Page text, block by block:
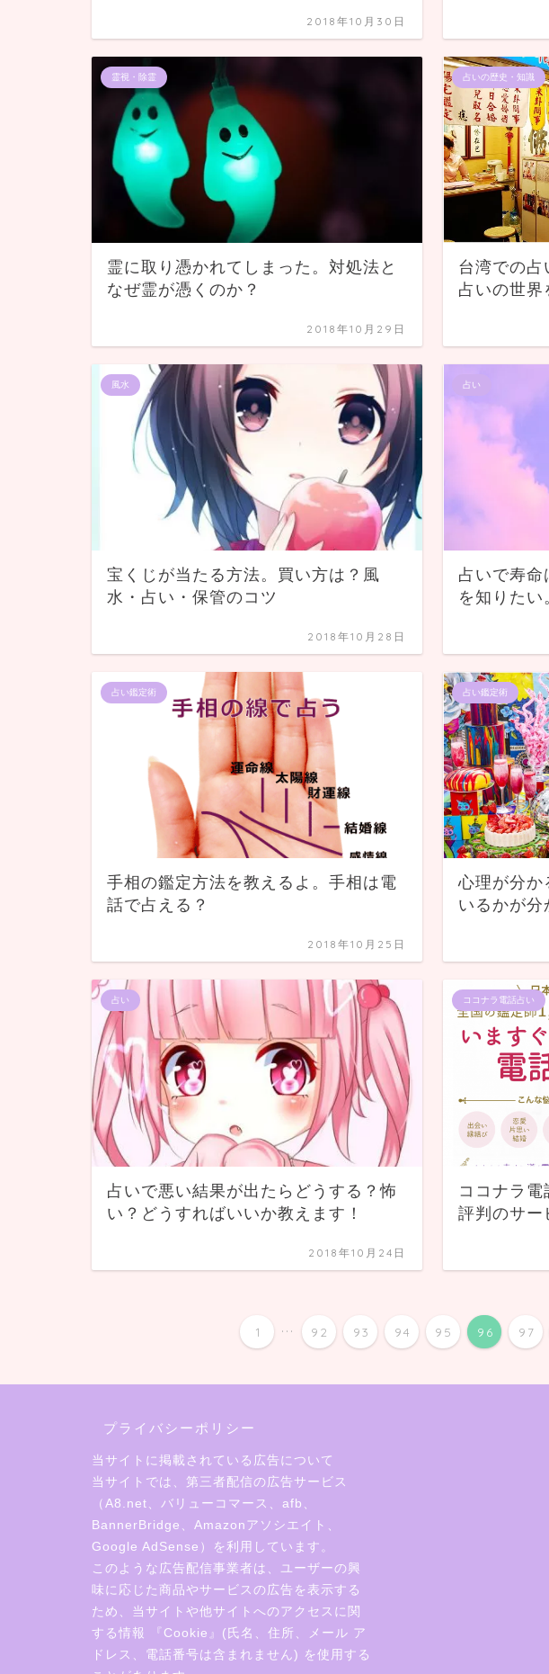
2018年10月30日
霊視・除霊
霊に取り憑かれてしまった。対処法と
なぜ霊が憑くのか？
2018年10月29日
占いの歴史・知識
台湾での占
占いの世界
風水
宝くじが当たる方法。買い方は？風
水・占い・保管のコツ
2018年10月28日
占い
占いで寿命
を知りたい
占い鑑定術
手相の鑑定方法を教えるよ。手相は電
話で占える？
2018年10月25日
占い鑑定術
心理が分か
いるかが分
占い
占いで悪い結果が出たらどうする？怖
い？どうすればいいか教えます！
2018年10月24日
ココナラ電話占い
ココナラ
評判のサー
1 ... 92 93 94 95 96 97
プライバシーポリシー
当サイトに掲載されている広告について
当サイトでは、第三者配信の広告サービス
（A8.net、バリューコマース、afb、
BannerBridge、Amazonアソシエイト、
Google AdSense）を利用しています。
このような広告配信事業者は、ユーザーの興
味に応じた商品やサービスの広告を表示する
ため、当サイトや他サイトへのアクセスに関
する情報 『Cookie』(氏名、住所、メール ア
ドレス、電話番号は含まれません) を使用する